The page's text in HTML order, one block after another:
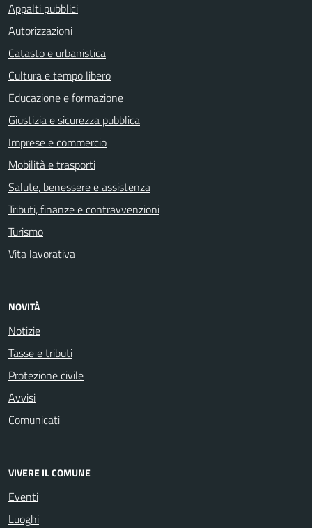
Appalti pubblici
Autorizzazioni
Catasto e urbanistica
Cultura e tempo libero
Educazione e formazione
Giustizia e sicurezza pubblica
Imprese e commercio
Mobilità e trasporti
Salute, benessere e assistenza
Tributi, finanze e contravvenzioni
Turismo
Vita lavorativa
NOVITÀ
Notizie
Tasse e tributi
Protezione civile
Avvisi
Comunicati
VIVERE IL COMUNE
Eventi
Luoghi